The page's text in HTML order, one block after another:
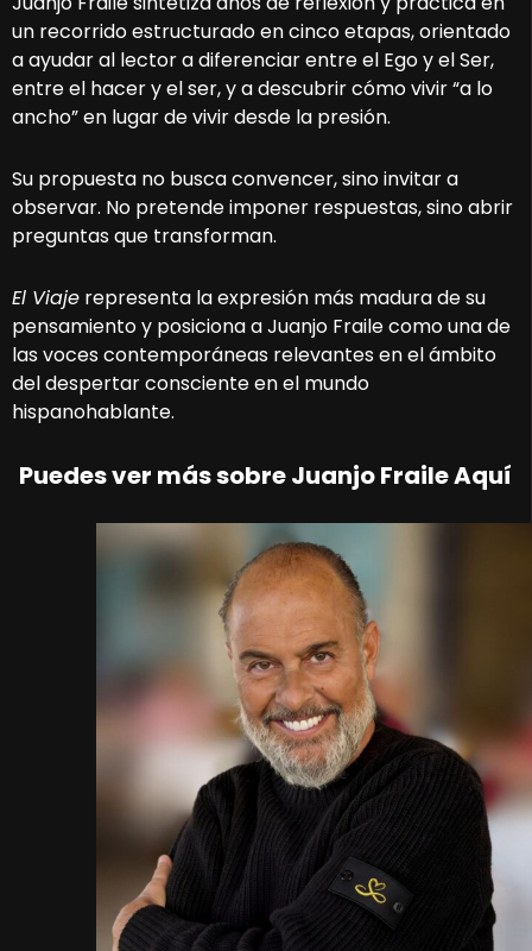
un recorrido estructurado en cinco etapas, orientado
a ayudar al lector a diferenciar entre el Ego y el Ser,
entre el hacer y el ser, y a descubrir cómo vivir “a lo
ancho” en lugar de vivir desde la presión.
Su propuesta no busca convencer, sino invitar a
observar. No pretende imponer respuestas, sino abrir
preguntas que transforman.
El Viaje representa la expresión más madura de su
pensamiento y posiciona a Juanjo Fraile como una de
las voces contemporáneas relevantes en el ámbito
del despertar consciente en el mundo
hispanohablante.
Puedes ver más sobre Juanjo Fraile Aquí